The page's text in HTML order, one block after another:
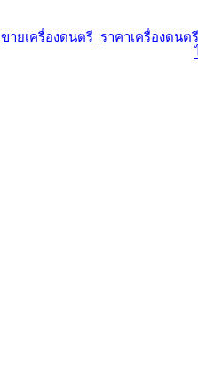
ขายเครื่องดนตรี ราคาเครื่องดนต